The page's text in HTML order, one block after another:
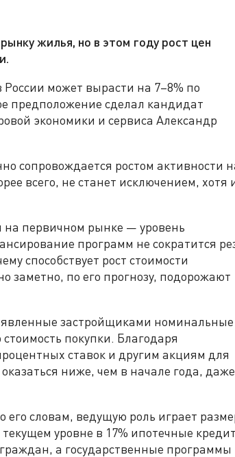
жилья, но в этом году рост цен
России может вырасти на 7–8% по
предположение сделал кандидат
экономики и сервиса Александр
сопровождается ростом активности
всего, не станет исключением, хотя
на первичном рынке — уровень
программ не сократится
способствует рост стоимости
заметно, по его прогнозу, подорожают
застройщиками номинальные
покупки. Благодаря
ставок и другим акциям для
ниже, чем в начале года, даже
его словам, ведущую роль играет
уровне в 17% ипотечные
а государственные программы